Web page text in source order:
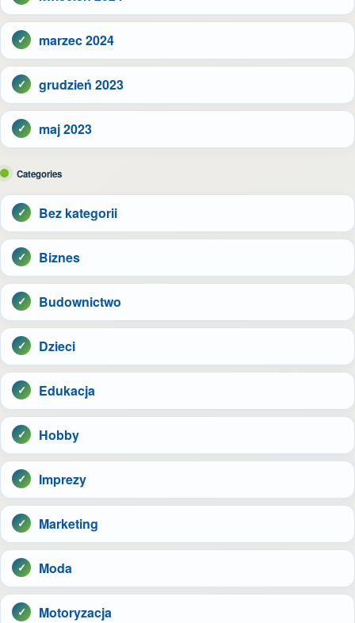
marzec 2024
grudzień 2023
maj 2023
Categories
Bez kategorii
Biznes
Budownictwo
Dzieci
Edukacja
Hobby
Imprezy
Marketing
Moda
Motoryzacja